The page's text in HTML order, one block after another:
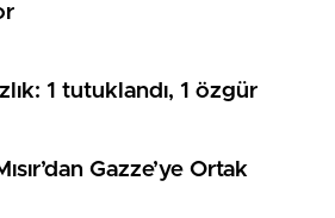
1 tutuklandı, 1 özgür
Gazze’ye Ortak